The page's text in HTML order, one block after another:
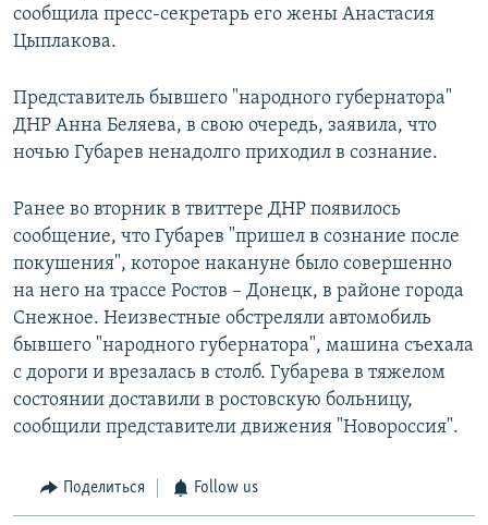
сообщила пресс-секретарь его жены Анастасия
Цыплакова.
Представитель бывшего "народного губернатора"
ДНР Анна Беляева, в свою очередь, заявила, что
ночью Губарев ненадолго приходил в сознание.
Ранее во вторник в твиттере ДНР появилось
сообщение, что Губарев "пришел в сознание после
покушения", которое накануне было совершенно
на него на трассе Ростов – Донецк, в районе города
Снежное. Неизвестные обстреляли автомобиль
бывшего "народного губернатора", машина съехала
с дороги и врезалась в столб. Губарева в тяжелом
состоянии доставили в ростовскую больницу,
сообщили представители движения "Новороссия".
Поделиться Follow us